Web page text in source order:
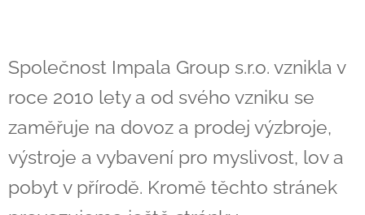
Společnost Impala Group s.r.o. vznikla v
roce 2010 lety a od svého vzniku se
zaměřuje na dovoz a prodej výzbroje,
výstroje a vybavení pro myslivost, lov a
pobyt v přírodě. Kromě těchto stránek